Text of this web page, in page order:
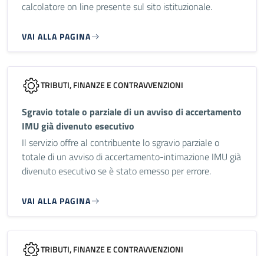
calcolatore on line presente sul sito istituzionale.
VAI ALLA PAGINA
TRIBUTI, FINANZE E CONTRAVVENZIONI
Sgravio totale o parziale di un avviso di accertamento
IMU già divenuto esecutivo
Il servizio offre al contribuente lo sgravio parziale o
totale di un avviso di accertamento-intimazione IMU già
divenuto esecutivo se è stato emesso per errore.
VAI ALLA PAGINA
TRIBUTI, FINANZE E CONTRAVVENZIONI